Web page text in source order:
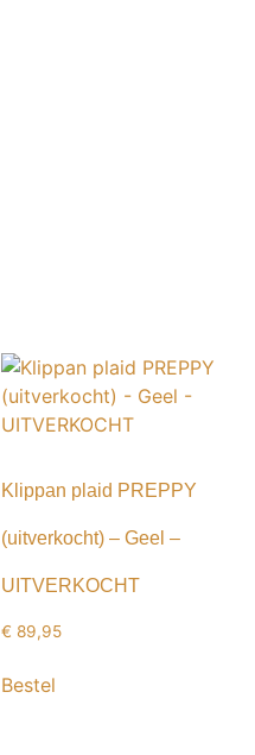
Klippan plaid PREPPY
(uitverkocht) – Geel –
UITVERKOCHT
€ 89,95
Bestel